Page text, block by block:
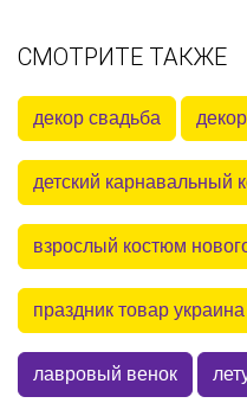
СМОТРИТЕ ТАКЖЕ
декор свадьба
детский карнавальный
взрослый костюм
праздник товар украина
лавровый венок